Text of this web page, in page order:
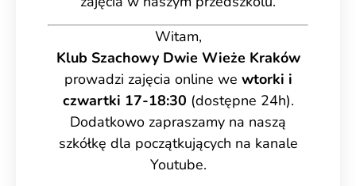
Witam,
Klub Szachowy Dwie Wieże Kraków
prowadzi zajęcia online we wtorki i
czwartki 17-18:30 (dostępne 24h).
Dodatkowo zapraszamy na naszą
szkółkę dla początkujących na kanale
Youtube.